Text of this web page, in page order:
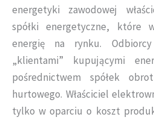
energetyki zawodowej
spółki energetyczne, które
energię na rynku.
„klientami” kupującymi
pośrednictwem spółek
hurtowego. Właściciel
tylko w oparciu o koszt